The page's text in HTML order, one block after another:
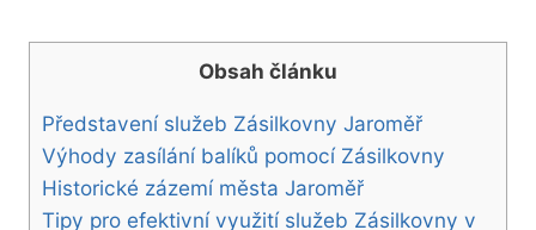
Obsah článku
Představení služeb Zásilkovny Jaroměř
Výhody zasílání balíků pomocí Zásilkovny
Historické zázemí města Jaroměř
Tipy pro efektivní využití služeb Zásilkovny v